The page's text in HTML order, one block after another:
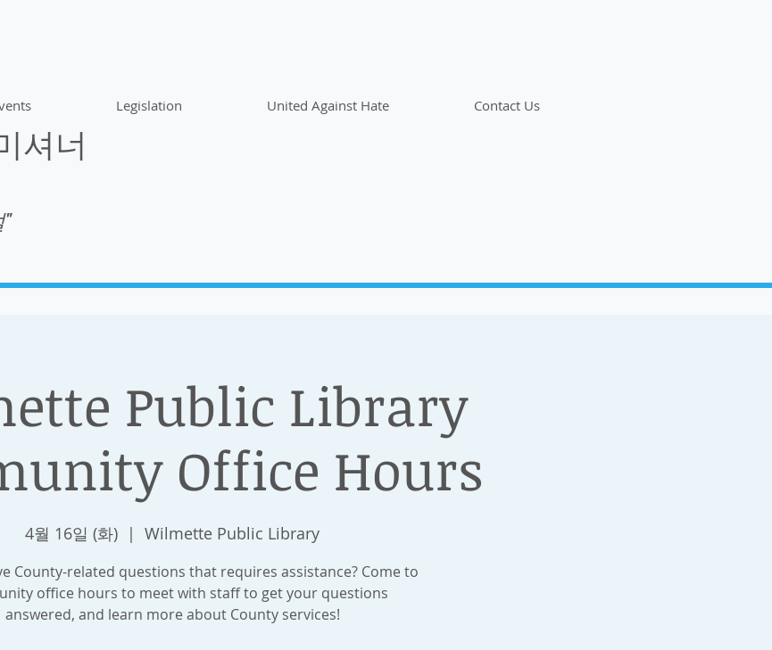
Legislation United Against Hate Contact Us
셔너
Public Library
Office Hours
4월 16일 (화)
  |
Wilmette Public Library
County-related questions that requires assistance? Come to
office hours to meet with staff to get your questions
answered, and learn more about County services!